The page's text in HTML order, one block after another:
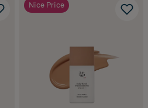
Nice Price